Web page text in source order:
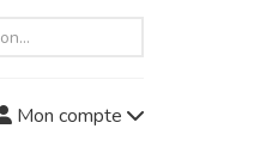
Mon compte